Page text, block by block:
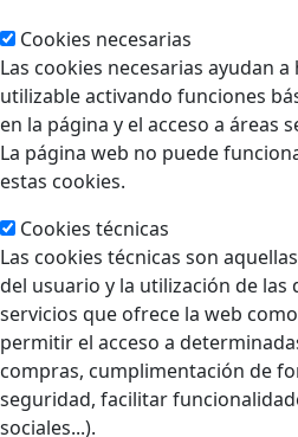
Cookies necesarias
Las cookies necesarias ayudan
utilizable activando funciones
en la página y el acceso a áreas
La página web no puede
estas cookies.
Cookies técnicas
Las cookies técnicas son
del usuario y la utilización de las
servicios que ofrece la web
permitir el acceso a
compras, cumplimentación de
seguridad, facilitar
sociales...).